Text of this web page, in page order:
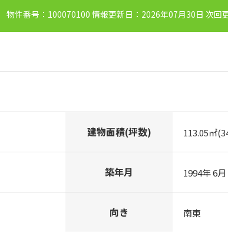
物件番号：100070100 情報更新日：2026年07月30日 次回
建物面積(坪数) 113.05㎡
築年月 1994年 6月
向き 南東